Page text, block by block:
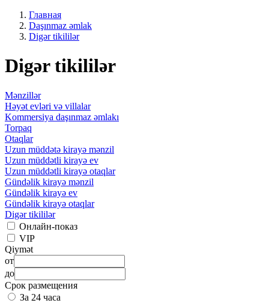
Главная
Daşınmaz əmlak
Digər tikililər
Digər tikililər
Mənzillər
Həyət evləri və villalar
Kommersiya daşınmaz əmlakı
Torpaq
Otaqlar
Uzun müddətə kirayə mənzil
Uzun müddətli kirayə ev
Uzun müddətli kirayə otaqlar
Gündəlik kirayə mənzil
Gündəlik kirayə ev
Gündəlik kirayə otaqlar
Digər tikililər
Онлайн-показ
VIP
Qiymət
от
до
Срок размещения
За 24 часа